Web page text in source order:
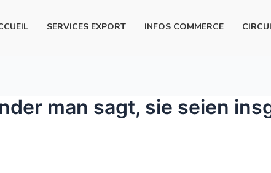
SERVICES EXPORT INFOS COMMERCE
man sagt, sie seien